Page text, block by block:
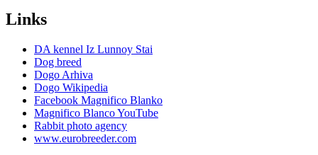
Links
DA kennel Iz Lunnoy Stai
Dog breed
Dogo Arhiva
Dogo Wikipedia
Facebook Magnifico Blanko
Magnifico Blanco YouTube
Rabbit photo agency
www.eurobreeder.com